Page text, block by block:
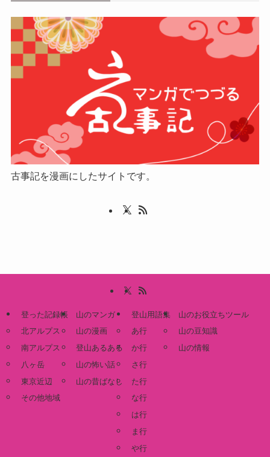
古事記を漫画にしたサイトです。
登った記録帳
北アルプス
南アルプス
八ヶ岳
東京近辺
その他地域
山のマンガ
山の漫画
登山あるある
山の怖い話
山の昔ばなし
登山用語集
あ行
か行
さ行
た行
な行
は行
ま行
や行
山のお役立ちツール
山の豆知識
山の情報